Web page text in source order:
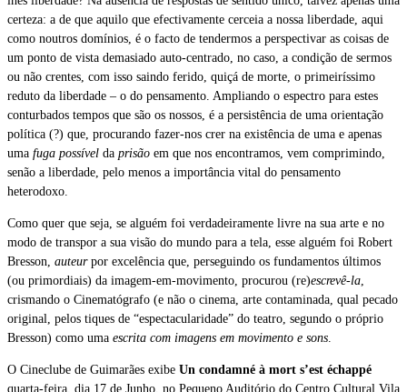
certeza: a de que aquilo que efectivamente cerceia a nossa liberdade, aqui
como noutros domínios, é o facto de tendermos a perspectivar as coisas de
um ponto de vista demasiado auto-centrado, no caso, a condição de sermos
ou não crentes, com isso saindo ferido, quiçá de morte, o primeiríssimo
reduto da liberdade – o do pensamento. Ampliando o espectro para estes
conturbados tempos que são os nossos, é a persistência de uma orientação
política (?) que, procurando fazer-nos crer na existência de uma e apenas
uma fuga possível da prisão em que nos encontramos, vem comprimindo,
senão a liberdade, pelo menos a importância vital do pensamento
heterodoxo.
Como quer que seja, se alguém foi verdadeiramente livre na sua arte e no
modo de transpor a sua visão do mundo para a tela, esse alguém foi Robert
Bresson, auteurpor excelência que, perseguindo os fundamentos últimos
(ou primordiais) da imagem-em-movimento, procurou (re)escrevê-la
crismando o Cinematógrafo (e não o cinema, arte contaminada, qual pecado
original, pelos tiques de “espectacularidade” do teatro, segundo o próprio
Bresson) como uma escrita com imagens em movimento e sons
O Cineclube de Guimarães exibe Un condamné à mort s’est échappé
quarta-feira, dia 17 de Junho, no Pequeno Auditório do Centro Cultural Vila